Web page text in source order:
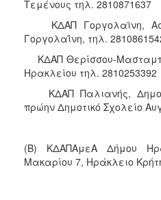
Τεμένους τηλ. 2810871637
ΚΔΑΠ Γοργολαϊνη,
Γοργολαΐνη, τηλ.
ΚΔΑΠ Θερίσσου-
Ηρακλείου τηλ. 2810253392
ΚΔΑΠ Παλιανής,
πρώην Δημοτικό Σχολείο
(Β) ΚΔΑΠΑμεΑ Δήμου
Μακαρίου 7, Ηράκλειο